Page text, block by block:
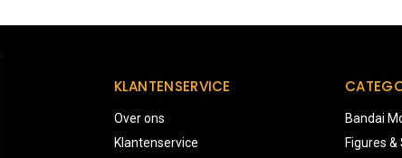
KLANTENSERVICE
Over ons
Klantenservice
Bandai
Figures